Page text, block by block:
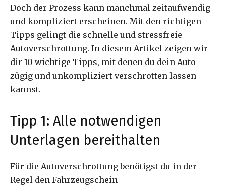
Doch der Prozess kann manchmal zeitaufwendig
und kompliziert erscheinen. Mit den richtigen
Tipps gelingt die schnelle und stressfreie
Autoverschrottung. In diesem Artikel zeigen wir
dir 10 wichtige Tipps, mit denen du dein Auto
zügig und unkompliziert verschrotten lassen
kannst.
Tipp 1: Alle notwendigen
Unterlagen bereithalten
Für die Autoverschrottung benötigst du in der
Regel den Fahrzeugschein